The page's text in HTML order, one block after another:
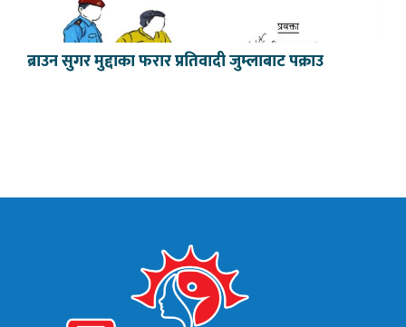
ब्राउन सुगर मुद्दाका फरार प्रतिवादी जुम्लाबाट पक्राउ